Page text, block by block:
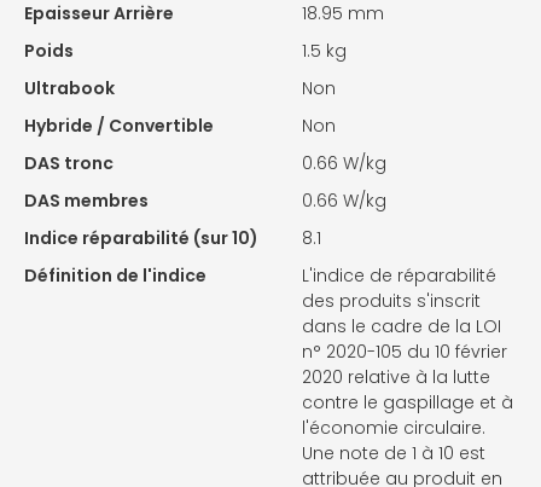
Epaisseur Arrière
18.95 mm
Poids
1.5 kg
Ultrabook
Non
Hybride / Convertible
Non
DAS tronc
0.66 W/kg
DAS membres
0.66 W/kg
Indice réparabilité (sur 10)
8.1
Définition de l'indice
L'indice de réparabilité
des produits s'inscrit
dans le cadre de la LOI
n° 2020-105 du 10 février
2020 relative à la lutte
contre le gaspillage et à
l'économie circulaire.
Une note de 1 à 10 est
attribuée au produit en